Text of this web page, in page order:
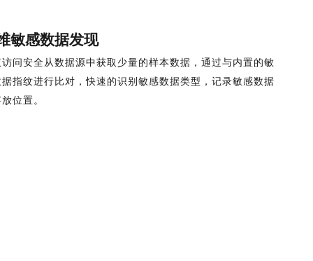
敏感数据发现
访问安全从数据源中获取少量的样本数据，通过与内置的敏
据指纹进行比对，快速的识别敏感数据类型，记录敏感数据
位置。